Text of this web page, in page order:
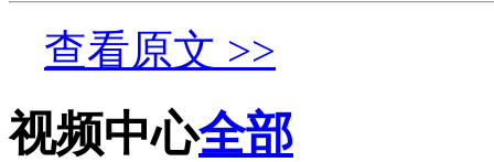
查看原文 >>
视频中心全部